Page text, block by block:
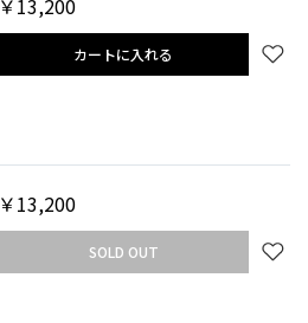
カートに入れる
￥13,200
SOLD OUT